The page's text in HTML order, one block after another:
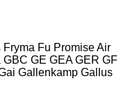
Fryma Fu Promise Air
GBC GE GEA GER GF
Gallenkamp Gallus